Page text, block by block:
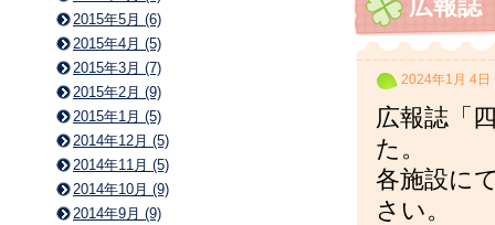
広報誌
2024年1月 4日
広報誌「
た。
各施設に
さい。
2015年5月 (6)
2015年4月 (5)
2015年3月 (7)
2015年2月 (9)
2015年1月 (5)
2014年12月 (5)
2014年11月 (5)
2014年10月 (9)
2014年9月 (9)